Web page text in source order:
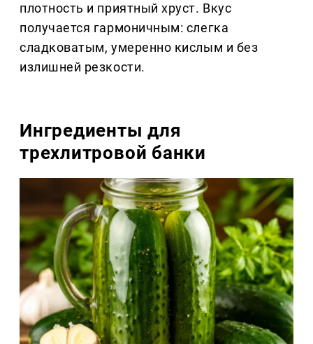
плотность и приятный хруст. Вкус
получается гармоничным: слегка
сладковатым, умеренно кислым и без
излишней резкости.
Ингредиенты для
трехлитровой банки